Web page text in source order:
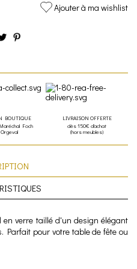
Ajouter à ma wishlist
BOUTIQUE
Foch
Orgeval
LIVRAISON OFFERTE
dès 150€ d'achat
(hors meubles)
verre taillé d'un design élégant
Parfait pour votre table de fête ou